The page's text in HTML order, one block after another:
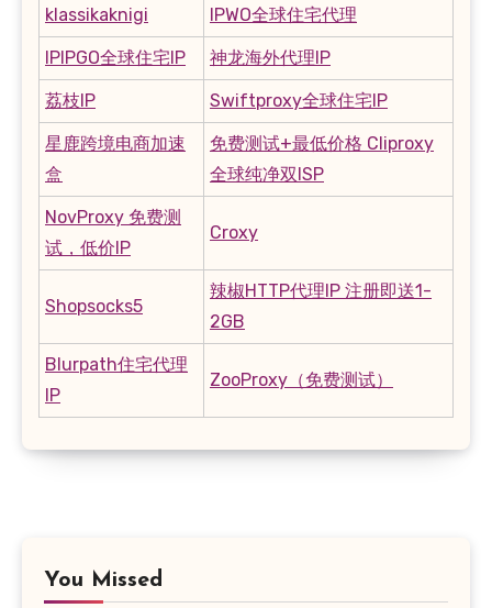
klassikaknigi IPWO全球住宅代理
IPIPGO全球住宅IP 神龙海外代理IP
荔枝IP Swiftproxy全球住宅IP
星鹿跨境电商加速
盒
免费测试+最低价格 Cliproxy
全球纯净双ISP
NovProxy 免费测
试，低价IP
Croxy
Shopsocks5
辣椒HTTP代理IP 注册即送1-
2GB
Blurpath住宅代理
IP
ZooProxy（免费测试）
You Missed